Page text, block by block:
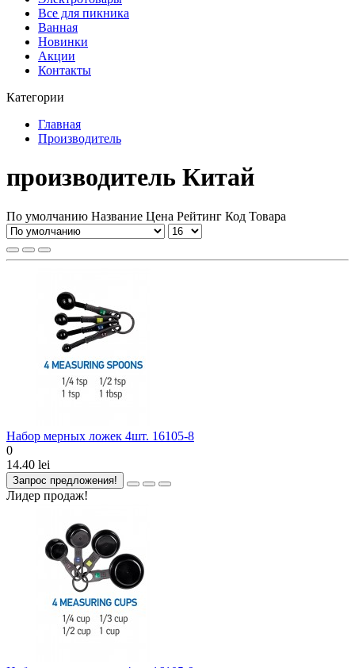
Все для пикника
Ванная
Новинки
Акции
Контакты
Категории
Главная
Производитель
производитель Китай
По умолчанию Название Цена Рейтинг Код Товара
Набор мерных ложек 4шт. 16105-8
0
14.40 lei
Запрос предложения!
Лидер продаж!